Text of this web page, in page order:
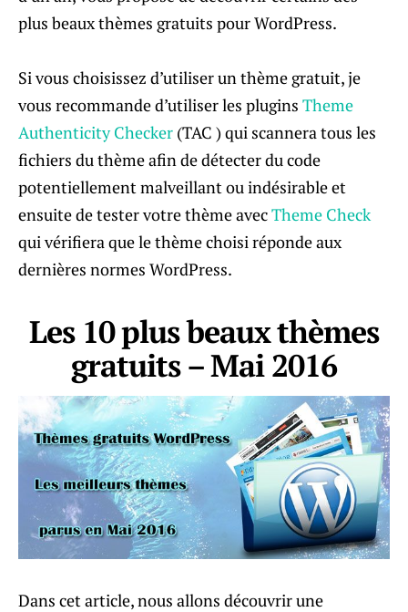
plus beaux thèmes gratuits pour WordPress.
Si vous choisissez d’utiliser un thème gratuit, je
vous recommande d’utiliser les plugins Theme
Authenticity Checker (TAC ) qui scannera tous les
fichiers du thème afin de détecter du code
potentiellement malveillant ou indésirable et
ensuite de tester votre thème avecTheme Check
qui vérifiera que le thème choisi réponde aux
dernières normes WordPress.
Les 10 plus beaux thèmes
gratuits – Mai 2016
Dans cet article, nous allons découvrir une